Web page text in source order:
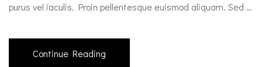
purus vel iaculis. Proin pellentesque euismod aliquam. Sed …
Continue Reading